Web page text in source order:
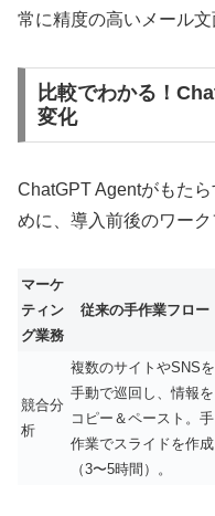
常に精度の高いメール文
比較でわかる！
変化
ChatGPT Agentがもた
めに、導入前後のワーク
マーケ
ティン
グ業務
従来の手作業フロー
競合分
析
複数のサイトやSNSを
手動で巡回し、情報を
コピー＆ペースト。手
作業でスライドを作成
（3〜5時間）。